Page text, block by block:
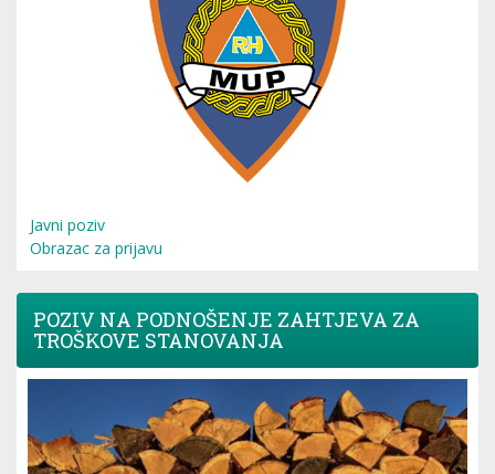
Javni poziv
Obrazac za prijavu
POZIV NA PODNOŠENJE ZAHTJEVA ZA
TROŠKOVE STANOVANJA